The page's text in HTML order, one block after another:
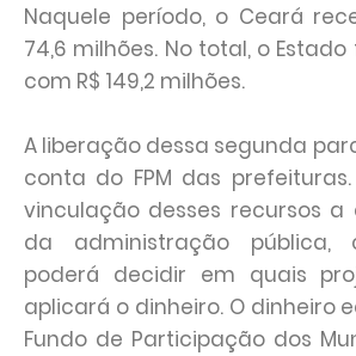
Naquele período, o Ceará
74,6 milhões. No total, o
com R$ 149,2 milhões.
A liberação dessa segunda
conta do FPM das
vinculação desses recursos a
da administração pública,
poderá decidir em quais
aplicará o dinheiro. O dinheiro
Fundo de Participação dos